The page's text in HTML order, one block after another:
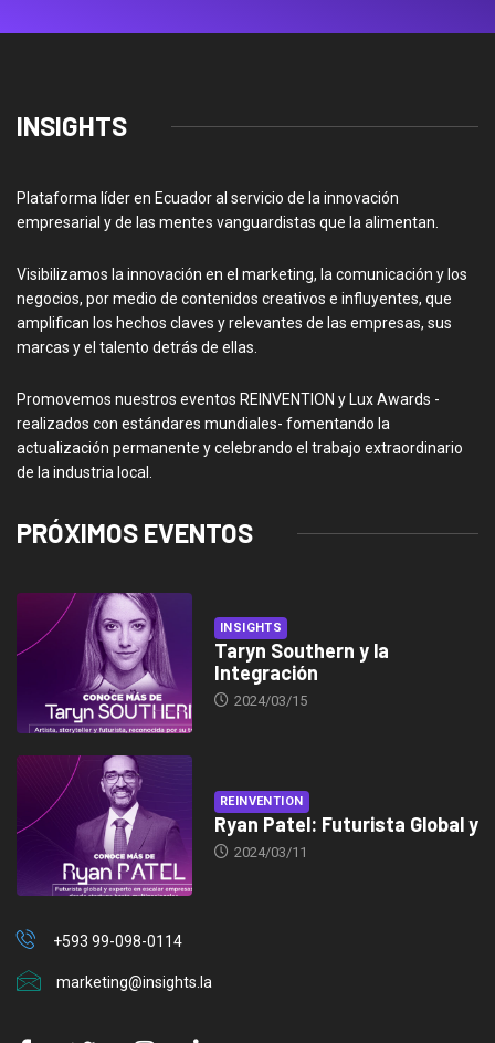
INSIGHTS
Plataforma líder en Ecuador al servicio de la innovación
empresarial y de las mentes vanguardistas que la alimentan.
Visibilizamos la innovación en el marketing, la comunicación y los
negocios, por medio de contenidos creativos e influyentes, que
amplifican los hechos claves y relevantes de las empresas, sus
marcas y el talento detrás de ellas.
Promovemos nuestros eventos REINVENTION y Lux Awards -
realizados con estándares mundiales- fomentando la
actualización permanente y celebrando el trabajo extraordinario
de la industria local.
PRÓXIMOS EVENTOS
INSIGHTS
Taryn Southern y la
Integración
2024/03/15
REINVENTION
Ryan Patel: Futurista Global y
2024/03/11
+593 99-098-0114
marketing@insights.la